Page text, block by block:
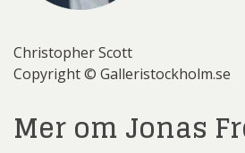
Christopher Scott
Copyright © Galleristockholm.se
Mer om Jonas